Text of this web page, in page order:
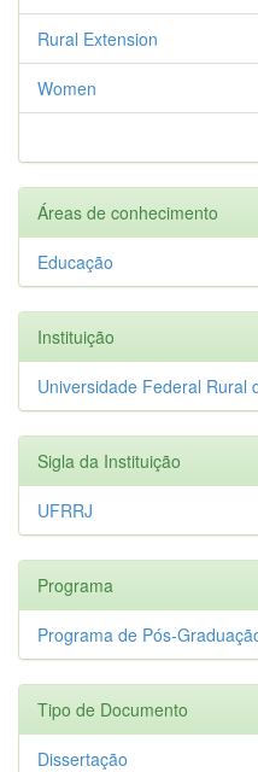
Rural Extension
Women
Áreas de conhecimento
Educação
Instituição
Universidade Federal Rural
Sigla da Instituição
UFRRJ
Programa
Programa de Pós-
Tipo de Documento
Dissertação